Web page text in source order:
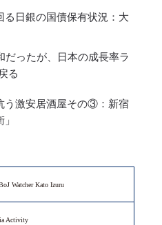
日銀の国債保有状況：大
だったが、日本の成長率ラ
る
う激安居酒屋その③：新宿
Watcher Kato Izuru
Activity